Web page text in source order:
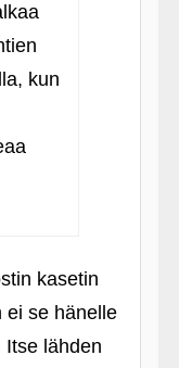
kun
kasetin
ei se hänelle
Itse lähden